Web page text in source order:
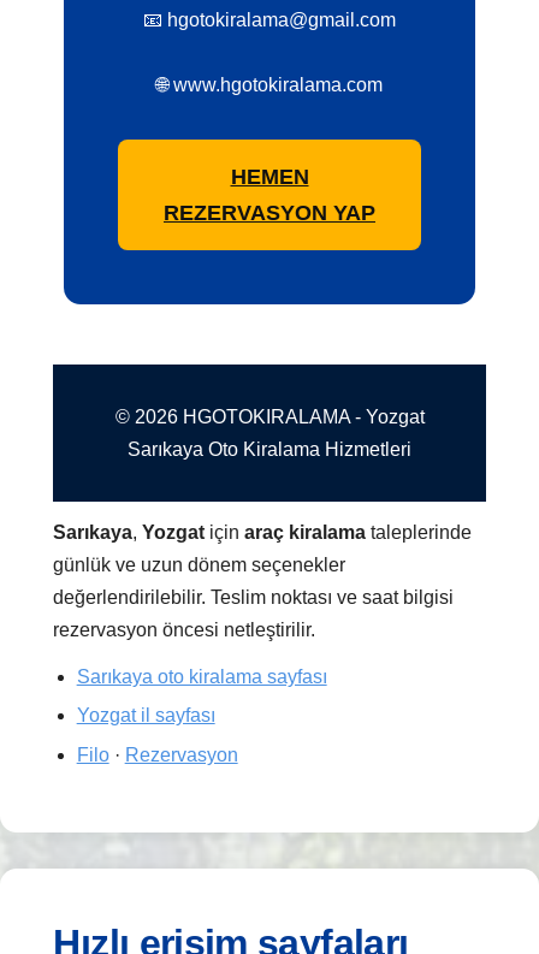
📧 hgotokiralama@gmail.com
🌐 www.hgotokiralama.com
HEMEN
REZERVASYON YAP
© 2026 HGOTOKIRALAMA - Yozgat
Sarıkaya Oto Kiralama Hizmetleri
Sarıkaya,Yozgat içinaraç kiralama taleplerinde
günlük ve uzun dönem seçenekler
değerlendirilebilir. Teslim noktası ve saat bilgisi
rezervasyon öncesi netleştirilir.
Sarıkaya oto kiralama sayfası
Yozgat il sayfası
Filo· Rezervasyon
Hızlı erişim sayfaları